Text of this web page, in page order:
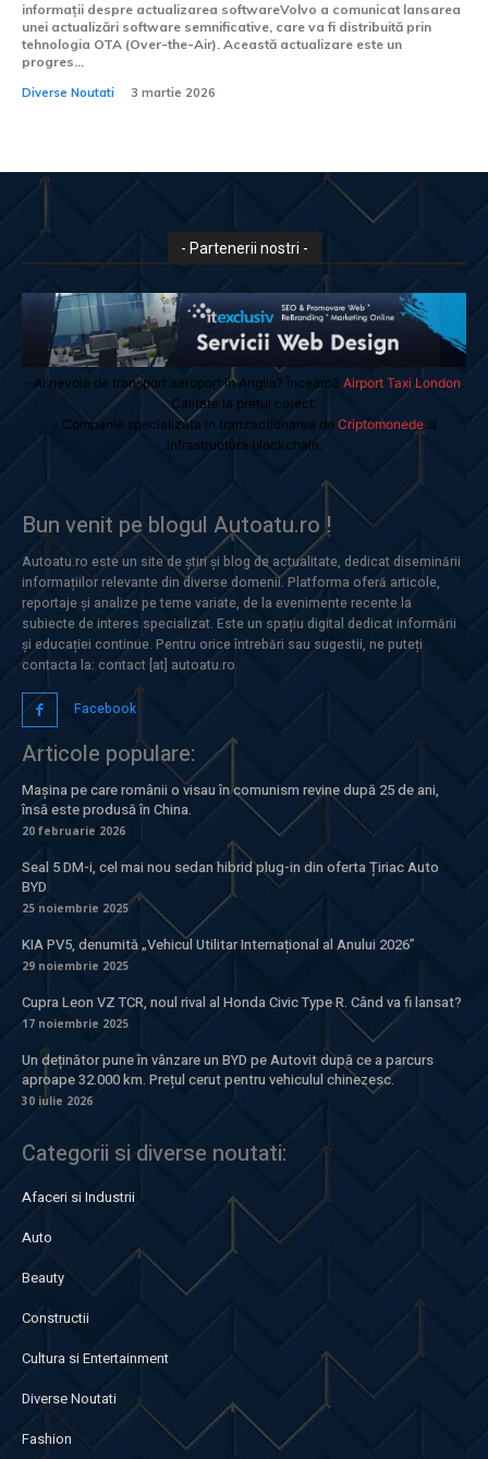
informații despre actualizarea softwareVolvo a comunicat lansarea
unei actualizări software semnificative, care va fi distribuită prin
tehnologia OTA (Over-the-Air). Această actualizare este un
progres...
Diverse Noutati 3 martie 2026
- Partenerii nostri -
- Ai nevoie de transport aeroport in Anglia? Încearcă Airport Taxi London
Calitate la prețul corect.
- Companie specializata in tranzactionarea de Criptomonedesi
infrastructura blockchain.
Bun venit pe blogul Autoatu.ro !
Autoatu.ro este un site de știri și blog de actualitate, dedicat diseminării
informațiilor relevante din diverse domenii. Platforma oferă articole,
reportaje și analize pe teme variate, de la evenimente recente la
subiecte de interes specializat. Este un spațiu digital dedicat informării
și educației continue. Pentru orice întrebări sau sugestii, ne puteți
contacta la: contact [at] autoatu.ro
Facebook
Articole populare:
Mașina pe care românii o visau în comunism revine după 25 de ani,
însă este produsă în China.
20 februarie 2026
Seal 5 DM-i, cel mai nou sedan hibrid plug-in din oferta Țiriac Auto
BYD
25 noiembrie 2025
KIA PV5, denumită „Vehicul Utilitar Internațional al Anului 2026”
29 noiembrie 2025
Cupra Leon VZ TCR, noul rival al Honda Civic Type R. Când va fi lansat?
17 noiembrie 2025
Un deținător pune în vânzare un BYD pe Autovit după ce a parcurs
aproape 32.000 km. Prețul cerut pentru vehiculul chinezesc.
30 iulie 2026
Categorii si diverse noutati:
Afaceri si Industrii
Auto
Beauty
Constructii
Cultura si Entertainment
Diverse Noutati
Fashion